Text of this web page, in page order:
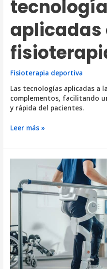
aplicadas
Fisioterapia deportiva
Las tecnologías aplicadas a
complementos, facilitando
y rápida del pacientes.
3
tecnologías
aplicadas
fisioterapia
Leer más »